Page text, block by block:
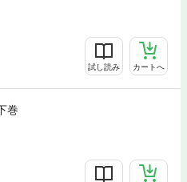
試し読み カートへ
巻